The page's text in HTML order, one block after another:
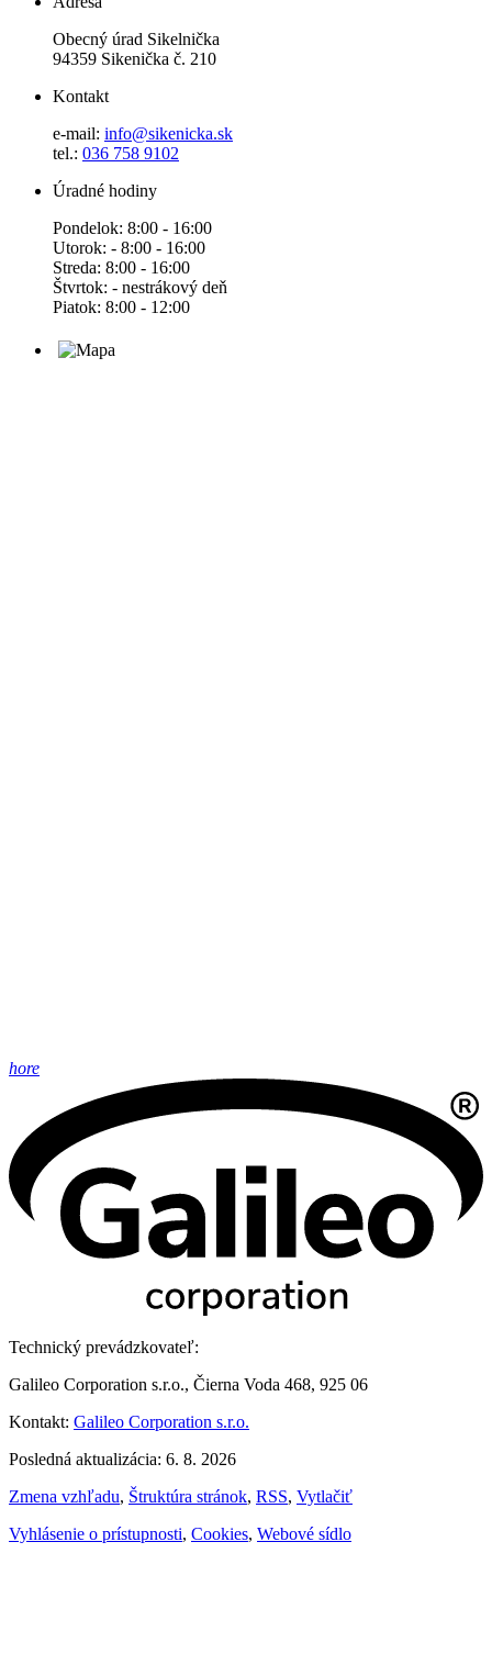
Obecný úrad Sikelnička
94359 Sikenička č. 210
Kontakt
e-mail: info@sikenicka.sk
tel.: 036 758 9102
Úradné hodiny
Pondelok: 8:00 - 16:00
Utorok: - 8:00 - 16:00
Streda: 8:00 - 16:00
Štvrtok: - nestrákový deň
Piatok: 8:00 - 12:00
hore
Technický prevádzkovateľ:
Galileo Corporation s.r.o., Čierna Voda 468, 925 06
Kontakt: Galileo Corporation s.r.o.
Posledná aktualizácia: 6. 8. 2026
Zmena vzhľadu, Štruktúra stránok, RSS, Vytlačiť
Vyhlásenie o prístupnosti, Cookies, Webové sídlo